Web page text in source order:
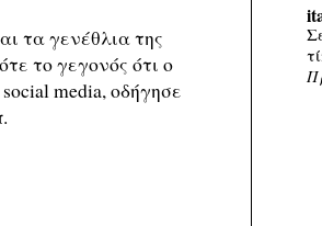
τα γενέθλια της
το γεγονός ότι ο
media, οδήγησε